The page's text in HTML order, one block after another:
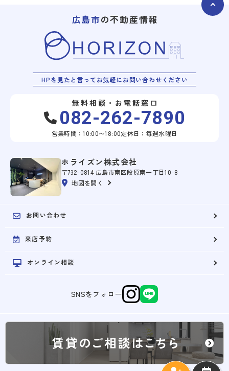
広島市の不動産情報
HPを見たと言ってお気軽にお問い合わせください
無料相談・お電話窓口
082-262-7890
営業時間：10:00〜18:00定休日：毎週水曜日
ホライズン株式会社
〒732-0814 広島市南区段原南一丁目10-8
地図を開く
お問い合わせ
来店予約
オンライン相談
SNSをフォロー